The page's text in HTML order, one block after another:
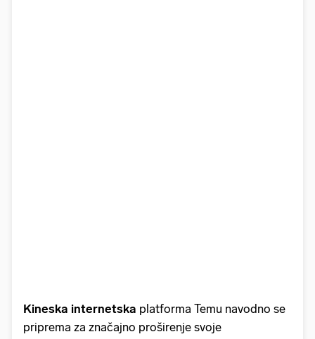
Kineska internetska platforma Temu navodno se
priprema za značajno proširenje svoje